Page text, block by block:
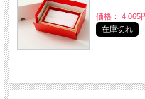
価格： 4,065
在庫切れ